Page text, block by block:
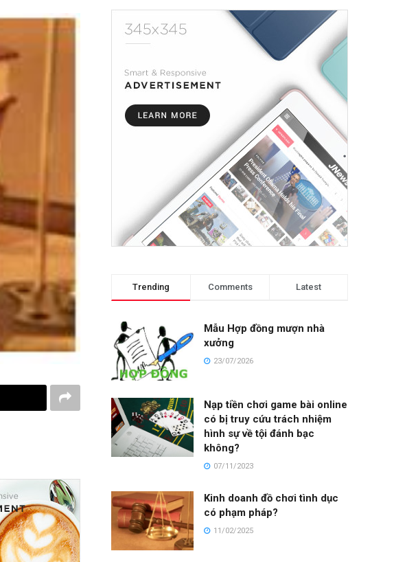
Trending Comments Latest
Mẫu Hợp đồng mượn nhà
xưởng
23/07/2026
Nạp tiền chơi game bài online
có bị truy cứu trách nhiệm
hình sự về tội đánh bạc
không?
07/11/2023
Kinh doanh đồ chơi tình dục
có phạm pháp?
11/02/2025